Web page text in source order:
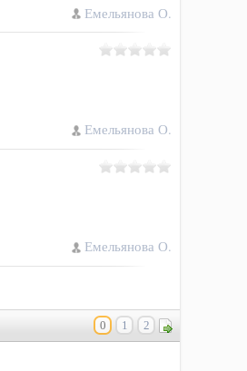
Емельянова О.
Емельянова О.
Емельянова О.
0 1 2